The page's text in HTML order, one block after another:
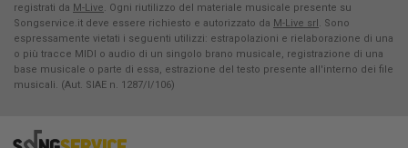
registrati da M-Live. Ogni riutilizzo del materiale musicale presente su
Songservice.it deve essere richiesto e autorizzato da M-Live srl . Sono
espressamente vietati i seguenti utilizzi: estrapolazioni e rielaborazione di una
o più tracce MIDI o audio di un singolo brano musicale, registrazione di una
base musicale o parte di essa, estrazione del testo presente all'interno dei file
musicali. (Aut. SIAE n. 1287/I/106)